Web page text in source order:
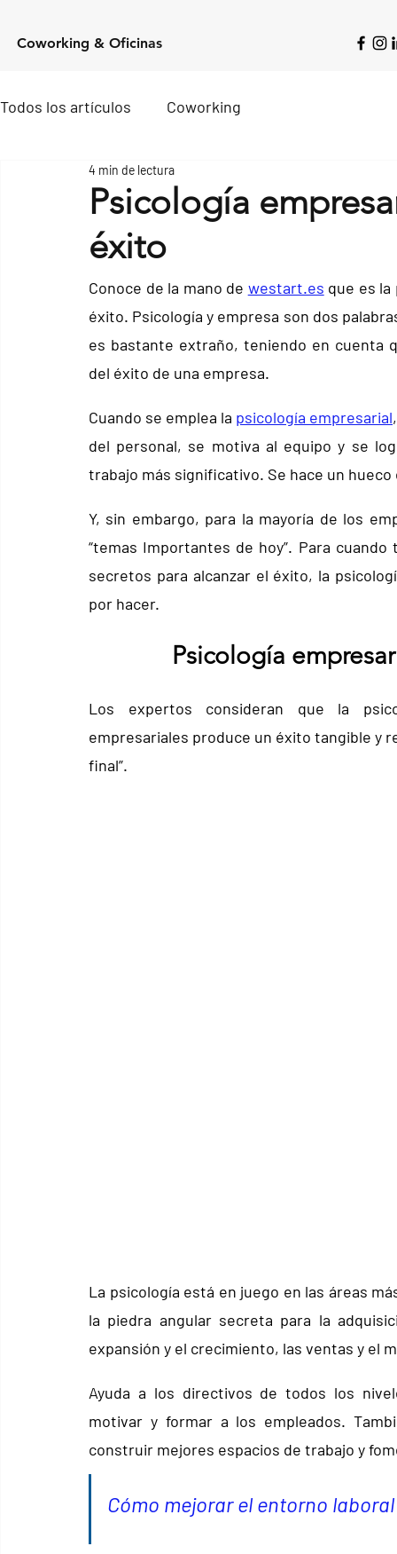
Coworking & Oficinas
Todos los artículos Coworking
Psicología
éxito
4 min de lectura
Conoce de la mano de westart.es que es la
éxito. Psicología y empresa son dos
es bastante extraño, teniendo en cuenta
del éxito de una empresa.
Cuando se emplea la psicología empresarial
del personal, se motiva al equipo y se
trabajo más significativo. Se hace un
Y, sin embargo, para la mayoría de los
“temas Importantes de hoy”. Para
secretos para alcanzar el éxito, la
por hacer.
Psicología
Los expertos consideran que la
empresariales produce un éxito tangible y
final”.
La psicología está en juego en las áreas
la piedra angular secreta para la
expansión y el crecimiento, las ventas y el
Ayuda a los directivos de todos los
motivar y formar a los empleados.
construir mejores espacios de trabajo y
Cómo mejorar el entorno laboral